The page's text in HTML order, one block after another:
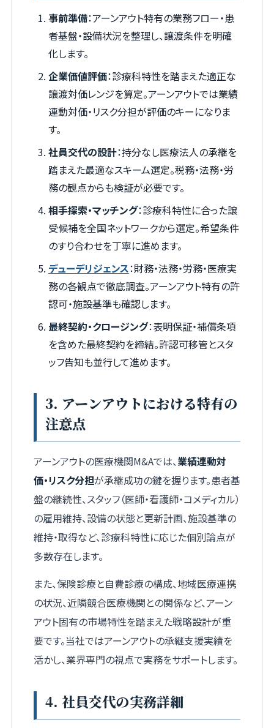
事前準備：アーンアウト特有の業務フロー・患
者基盤・設備状況を整理し、譲渡条件を明確
化します。
企業価値評価：診療科特性を踏まえた適正な
譲渡対価レンジを算定。アーンアウトでは業績
連動対価・リスク分担が評価のキーになりま
す。
社員交代の設計：持分なし医療法人の承継を
踏まえた最適なスキーム選定。税務・法務・労
務の観点からも検証が必要です。
相手探索・マッチング：診療科特性に合った譲
受候補を全国ネットワークから選定。希望条件
のすり合わせを丁寧に進めます。
デューデリジェンス：財務・法務・労務・医療実
務の各観点で徹底調査。アーンアウト特有の許
認可・施設基準も確認します。
最終契約・クロージング：表明保証・補償条項
を含めた最終契約を締結。許認可移管とスタ
ッフ告知も並行して進めます。
3. アーンアウトにおける特有の
注意点
アーンアウトの医療機関M&Aでは、業績連動対
価・リスク分担が承継成功の鍵を握ります。患者基
盤の継続性、スタッフ（医師・看護師・コメディカル）
の雇用維持、設備の状態と更新計画、施設基準の
維持・取得など、診療科特性に応じた個別論点が
多数存在します。
また、保険診療と自費診療の構成、地域医療連携
の状況、近隣競合医療機関との関係など、アーン
アウト固有の市場特性を踏まえた戦略設計が重
要です。当社ではアーンアウトの承継支援実績を
活かし、業界専門の視点で実務をサポートします。
4. 社員交代の実務詳細